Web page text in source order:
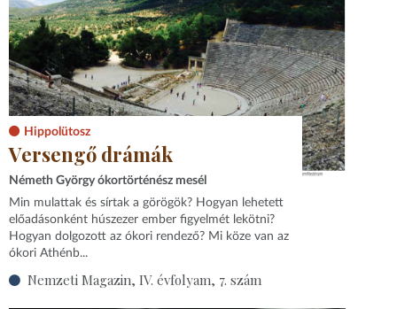
Hippolütosz
Versengő drámák
Németh György ókortörténész mesél
Min mulattak és sírtak a görögök? Hogyan lehetett
előadásonként húszezer ember figyelmét lekötni?
Hogyan dolgozott az ókori rendező? Mi köze van az
ókori Athénb...
Nemzeti Magazin, IV. évfolyam, 7. szám